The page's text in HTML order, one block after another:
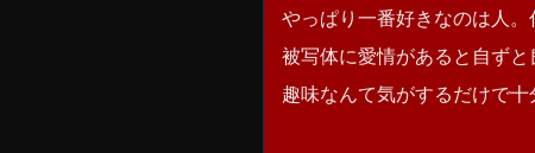
やっぱり一番好きなのは人。
被写体に愛情があると自ずと
趣味なんて気がするだけで十